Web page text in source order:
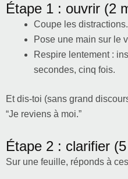
Étape 1 : ouvrir (2
Coupe les distractions.
Pose une main sur le
Respire lentement :
secondes, cinq fois.
Et dis-toi (sans grand
“Je reviens à moi.”
Étape 2 : clarifier
Sur une feuille, réponds à